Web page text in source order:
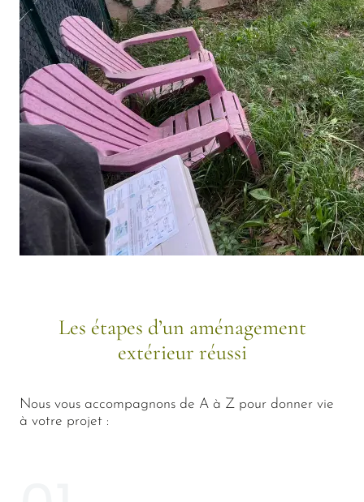
Les étapes d’un aménagement
extérieur réussi
Nous vous accompagnons de A à Z pour donner vie
à votre projet :